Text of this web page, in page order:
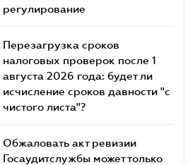
регулирование
Перезагрузка сроков
налоговых проверок после 1
августа 2026 года: будет ли
исчисление сроков давности "с
чистого листа"?
Обжаловать акт ревизии
Госаудитслужбы может только